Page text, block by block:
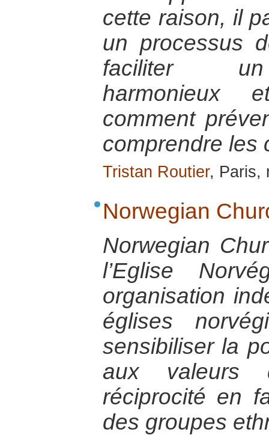
cette raison, il
un processus
faciliter un
harmonieux
comment
comprendre les
Tristan Routier, Paris,
Norwegian
Norwegian
l’Eglise
organisation
églises
sensibiliser la
aux
réciprocité en
des groupes